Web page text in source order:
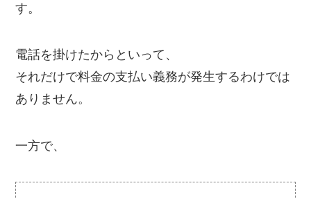
す。
電話を掛けたからといって、
それだけで料金の支払い義務が発生するわけでは
ありません。
一方で、